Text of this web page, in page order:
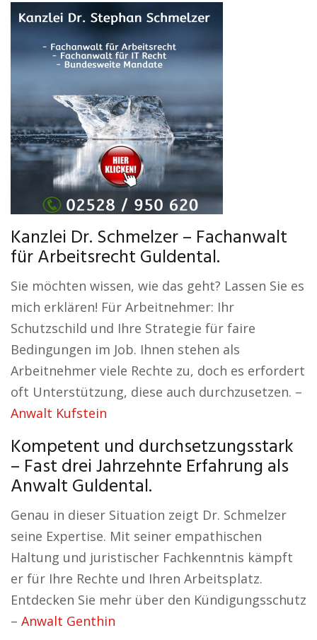
Kanzlei Dr. Schmelzer – Fachanwalt
für Arbeitsrecht Guldental.
Sie möchten wissen, wie das geht? Lassen Sie es
mich erklären! Für Arbeitnehmer: Ihr
Schutzschild und Ihre Strategie für faire
Bedingungen im Job. Ihnen stehen als
Arbeitnehmer viele Rechte zu, doch es erfordert
oft Unterstützung, diese auch durchzusetzen. –
Anwalt Kufstein
Kompetent und durchsetzungsstark
– Fast drei Jahrzehnte Erfahrung als
Anwalt Guldental.
Genau in dieser Situation zeigt Dr. Schmelzer
seine Expertise. Mit seiner empathischen
Haltung und juristischer Fachkenntnis kämpft
er für Ihre Rechte und Ihren Arbeitsplatz.
Entdecken Sie mehr über den Kündigungsschutz
– Anwalt Genthin